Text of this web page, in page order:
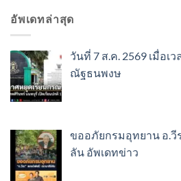
อัพเดทล่าสุด
วันที่ 7 ส.ค. 2569 เมื่อเ
ณัฐธนพงษ
ขออภัยกรมอุทยาน อ.วี
ลัน อัพเดทข่าว